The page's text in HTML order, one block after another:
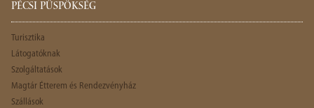
PÉCSI PÜSPÖKSÉG
Turisztika
Látogatóknak
Szolgáltatások
Magtár Étterem és Rendezvényház
Szállások